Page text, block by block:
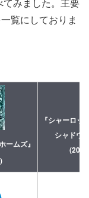
覧にしておりま
ームズ』
『シャーロッ
シャドウ